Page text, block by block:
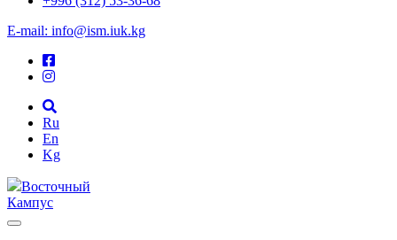
E-mail: info@ism.iuk.kg
Ru
En
Kg
Восточный
Кампус